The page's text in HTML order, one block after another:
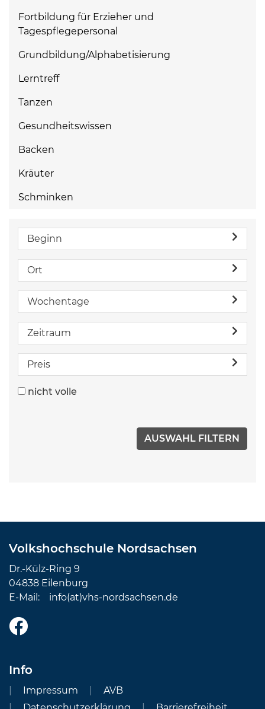
Fortbildung für Erzieher und
Tagespflegepersonal
Grundbildung/Alphabetisierung
Lerntreff
Tanzen
Gesundheitswissen
Backen
Kräuter
Schminken
Beginn
Ort
Wochentage
Zeitraum
Preis
nicht volle
Volkshochschule Nordsachsen
Dr.-Külz-Ring 9
04838 Eilenburg
E-Mail: info(at)vhs-nordsachsen.de
Info
Impressum
AVB